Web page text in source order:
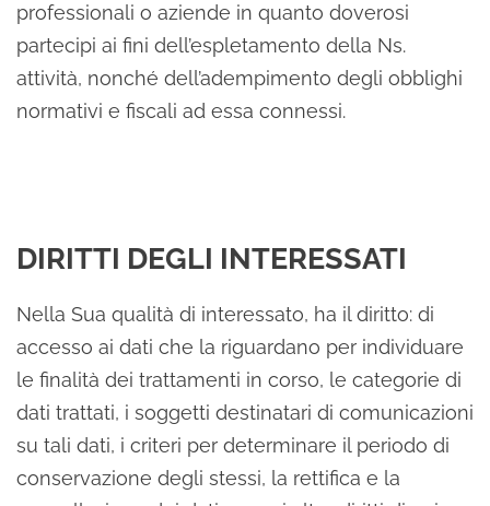
professionali o aziende in quanto doverosi
partecipi ai fini dell’espletamento della Ns.
attività, nonché dell’adempimento degli obblighi
normativi e fiscali ad essa connessi.
DIRITTI DEGLI INTERESSATI
Nella Sua qualità di interessato, ha il diritto: di
accesso ai dati che la riguardano per individuare
le finalità dei trattamenti in corso, le categorie di
dati trattati, i soggetti destinatari di comunicazioni
su tali dati, i criteri per determinare il periodo di
conservazione degli stessi, la rettifica e la